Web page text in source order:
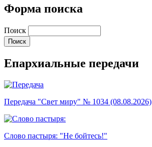
Форма поиска
Поиск
Епархиальные передачи
Передача "Свет миру" № 1034 (08.08.2026)
Слово пастыря: "Не бойтесь!"